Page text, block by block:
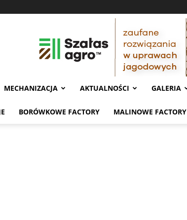
MECHANIZACJA AKTUALNOŚCI GALERIA
BORÓWKOWE FACTORY MALINOWE FACTORY